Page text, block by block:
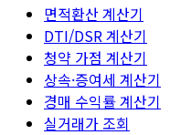
면적환산 계산기
DTI/DSR 계산기
청약 가점 계산기
상속·증여세 계산기
경매 수익률 계산기
실거래가 조회